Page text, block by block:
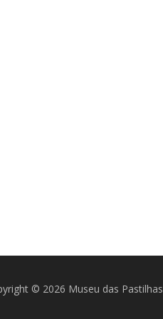
© 2026 Museu das Pastilhas